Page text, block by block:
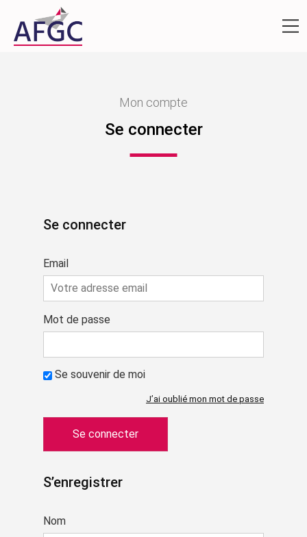
Mon compte
Se connecter
Se connecter
Email
Mot de passe
Se souvenir de moi
J’ai oublié mon mot de passe
S’enregistrer
Nom